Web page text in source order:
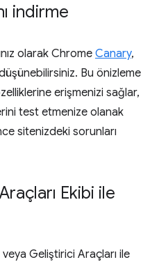
indirme
olarak Chrome Canary,
düşünebilirsiniz. Bu önizleme
erişmenizi sağlar,
test etmenize olanak
sitenizdeki sorunları
Ekibi ile
Geliştirici Araçları ile